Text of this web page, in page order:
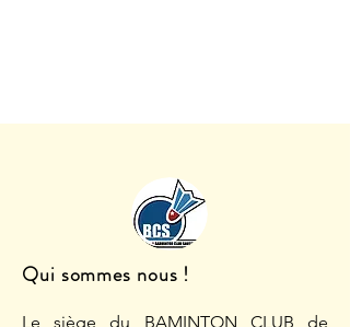
Qui sommes nous !
Le siège du BAMINTON CLUB de